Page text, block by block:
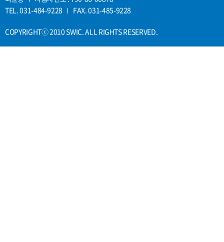
TEL. 031-484-9228
FAX. 031-485-9228
COPYRIGHTⓒ 2010 SWIC. ALL RIGHTS RESERVED.